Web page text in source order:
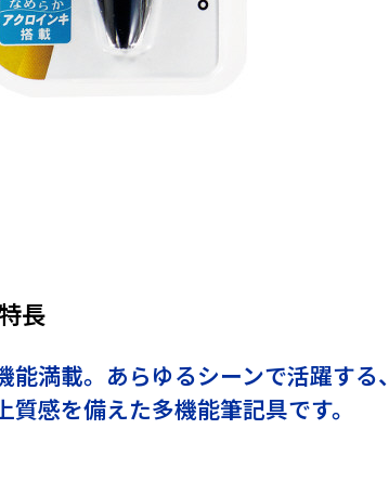
長
満載。あらゆるシーンで活躍す
質感を備えた多機能筆記具です。